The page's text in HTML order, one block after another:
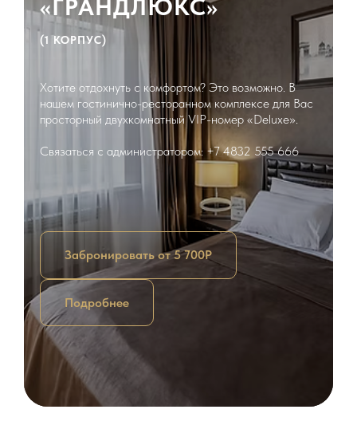
«ГРАНДЛЮКС»
(1 КОРПУС)
Хотите отдохнуть с комфортом? Это возможно. В
нашем гостинично-ресторанном комплексе для Вас
просторный двухкомнатный VIP-номер «Deluxe».
Связаться с администратором: +7 4832 555 666
Забронировать от 5 700Р
Подробнее